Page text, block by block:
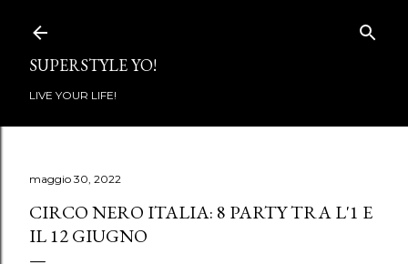
SUPERSTYLE YO!
LIVE YOUR LIFE!
maggio 30, 2022
CIRCO NERO ITALIA: 8 PARTY TRA L'1 E
IL 12 GIUGNO